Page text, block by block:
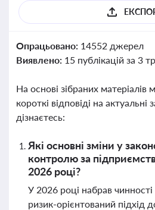
Опрацьовано: 14552 джерел
Виявлено: 15 публікацій за 3
На основі зібраних
короткі відповіді на актуальні
дізнаєтесь:
Які основні зміни у
контролю за
2026 році?
У 2026 році набрав
ризик-орієнтований підхід